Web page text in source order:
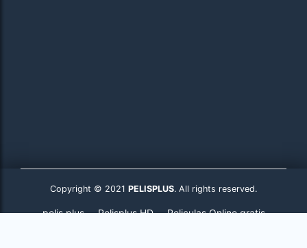
Copyright © 2021 PELISPLUS. All rights reserved.
pelis plus Pelisplus HD
Peliculas Online gratis